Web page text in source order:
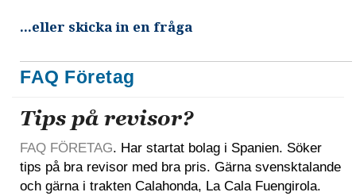
...eller skicka in en fråga
FAQ Företag
Tips på revisor?
FAQ FÖRETAG. Har startat bolag i Spanien. Söker
tips på bra revisor med bra pris. Gärna svensktalande
och gärna i trakten Calahonda, La Cala Fuengirola.